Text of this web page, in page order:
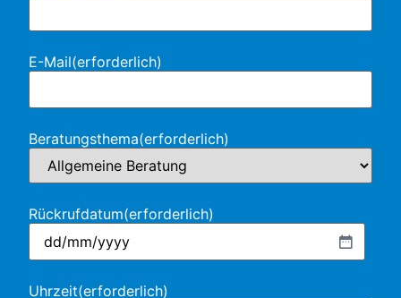
E-Mail(erforderlich)
Beratungsthema(erforderlich)
Rückrufdatum(erforderlich)
Uhrzeit(erforderlich)